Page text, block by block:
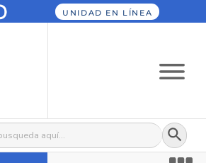
UNIDAD EN LÍNEA
Botón